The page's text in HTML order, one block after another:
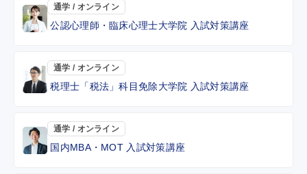
通学 / オンライン
公認心理師・臨床心理士大学院 入試対策講座
通学 / オンライン
税理士「税法」科目免除大学院 入試対策講座
通学 / オンライン
国内MBA・MOT 入試対策講座